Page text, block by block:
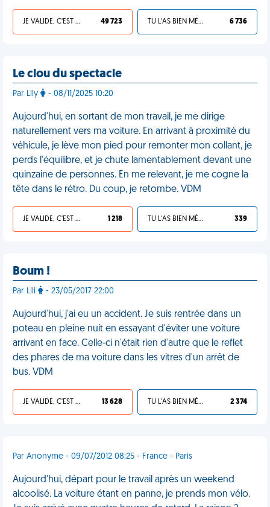
JE VALIDE, C'EST UNE VDM 49 723 TU L'AS BIEN MÉRITÉ 6 736
Le clou du spectacle
Par Lily - 08/11/2025 10:20
Aujourd'hui, en sortant de mon travail, je me dirige
naturellement vers ma voiture. En arrivant à proximité du
véhicule, je lève mon pied pour remonter mon collant, je
perds l'équilibre, et je chute lamentablement devant une
quinzaine de personnes. En me relevant, je me cogne la
tête dans le rétro. Du coup, je retombe. VDM
JE VALIDE, C'EST UNE VDM 1 218 TU L'AS BIEN MÉRITÉ 339
Boum !
Par Lili - 23/05/2017 22:00
Aujourd'hui, j'ai eu un accident. Je suis rentrée dans un
poteau en pleine nuit en essayant d'éviter une voiture
arrivant en face. Celle-ci n'était rien d'autre que le reflet
des phares de ma voiture dans les vitres d'un arrêt de
bus. VDM
JE VALIDE, C'EST UNE VDM 13 628 TU L'AS BIEN MÉRITÉ 2 374
Par Anonyme - 09/07/2012 08:25 - France - Paris
Aujourd'hui, départ pour le travail après un weekend
alcoolisé. La voiture étant en panne, je prends mon vélo.